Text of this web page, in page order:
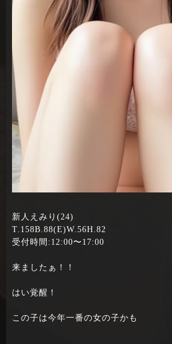
新人えみり(24)
T.158B.88(E)W.56H.82
受付時間:12:00〜17:00
来ましたぁ！！
はい覚醒！
この子は今年一番の女の子かも